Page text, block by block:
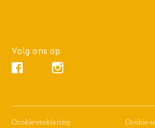
Volg ons op
Facebook (opens in new window)
Instagram (opens in new
Cookieverklaring(opens in new window)
Cookie-